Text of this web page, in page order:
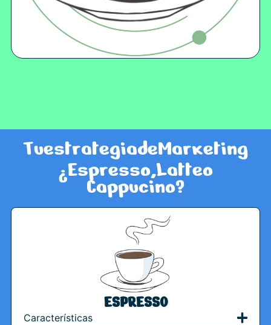
TuestrategiadeMarketing
¿Espresso,Latteo
Cappucino?
ESPRESSO
Características